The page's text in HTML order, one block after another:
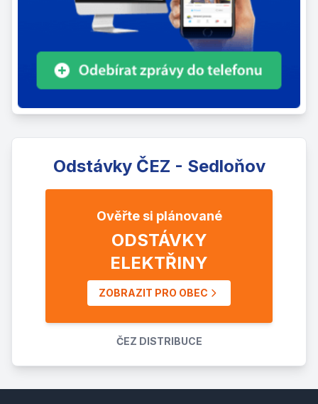
Odstávky ČEZ - Sedloňov
Ověřte si plánované
ODSTÁVKY
ELEKTŘINY
ZOBRAZIT PRO OBEC
ČEZ DISTRIBUCE